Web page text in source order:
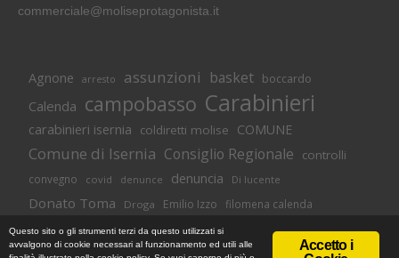
commerciale@moliseprotagonista.it
Agnone arresto assunzioni basket boccardo
Calenda campobasso Carabinieri
carabinieri isernia coldiretti molise COMUNE
Comune di Isernia Consiglio Regionale controlli
convegno covid denunce denuncia Di lucente
Donato Toma Droga Emilio Izzo filomena calenda
Isernia lavoro M5S magnolia molise
Accetto i
Questo sito o gli strumenti terzi da questo utilizzati si
avvalgono di cookie necessari al funzionamento ed utili alle